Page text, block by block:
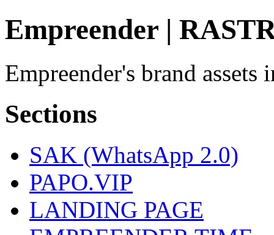
Empreender |
Empreender's brand
Sections
SAK (WhatsApp 2.0)
PAPO.VIP
LANDING PAGE